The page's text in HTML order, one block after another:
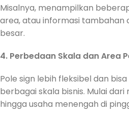
Misalnya, menampilkan
area, atau informasi tambahan
besar.
4. Perbedaan Skala dan Area
Pole sign lebih fleksibel dan
berbagai skala bisnis. Mulai
hingga usaha menengah di